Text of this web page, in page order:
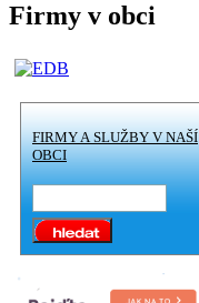
Firmy v obci
FIRMY A SLUŽBY V NAŠÍ
OBCI